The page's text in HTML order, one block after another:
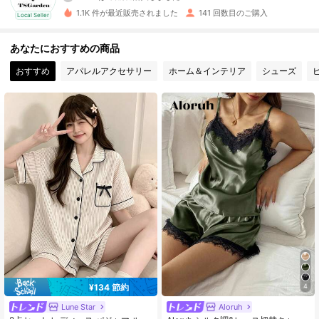
Local Seller
4.53
4.53 41 フォロワー
4.53
4.53 41 フォロワー
4.53 41 フォロワー
4.53 41 フォロワー
1.1K 件が最近販売されました 141 回数目のご購入
あなたにおすすめの商品
おすすめ アパレルアクセサリー ホーム＆インテリア シューズ
¥134 節約
Lune Star
4
Aloruh